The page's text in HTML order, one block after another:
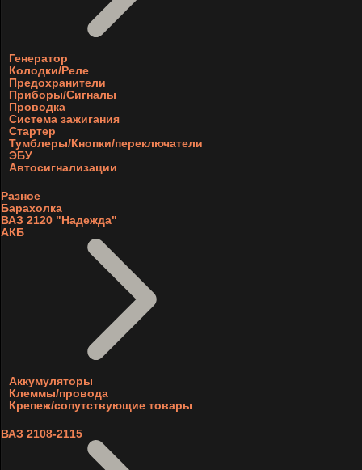
Генератор
Колодки/Реле
Предохранители
Приборы/Сигналы
Проводка
Система зажигания
Стартер
Тумблеры/Кнопки/переключатели
ЭБУ
Автосигнализации
Разное
Барахолка
ВАЗ 2120 "Надежда"
АКБ
Аккумуляторы
Клеммы/провода
Крепеж/сопутствующие товары
ВАЗ 2108-2115